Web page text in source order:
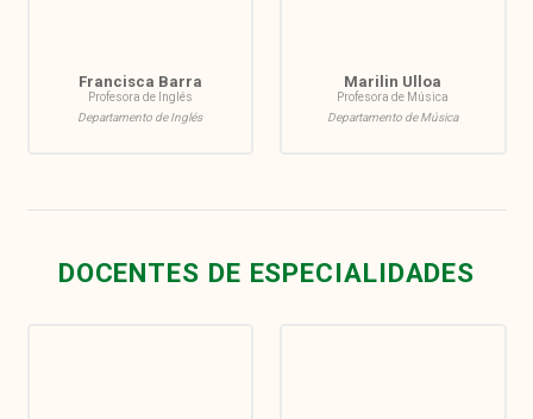
Francisca Barra
Profesora de Inglés
Departamento de Inglés
Marilin Ulloa
Profesora de Música
Departamento de Música
DOCENTES DE ESPECIALIDADES